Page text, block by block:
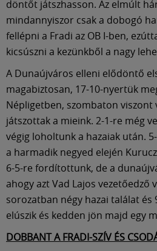
döntőt játszhasson. Az elmúlt
mindannyiszor csak a dobogó
fellépni a Fradi az OB I-ben,
kicsúszni a kezünkből a nagy
A Dunaújváros elleni elődöntő
magabiztosan, 17-10-nyertük
Népligetben, szombaton viszont
játszottak a mieink. 2-1-re még
végig loholtunk a hazaiak után.
a harmadik negyed elején
6-5-re fordítottunk, de a
ahogy azt Vad Lajos vezetőedző
sorozatban négy hazai találat
elúszik és kedden jön majd egy
DOBBANT A FRADI-SZÍV ÉS
Közösség
Múzeum
English